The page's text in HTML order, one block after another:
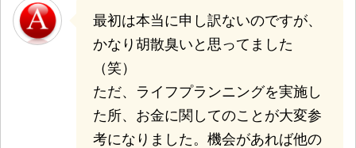
最初は本当に申し訳ないのですが、
かなり胡散臭いと思ってました
（笑）
ただ、ライフプランニングを実施し
た所、お金に関してのことが大変参
考になりました。機会があれば他の